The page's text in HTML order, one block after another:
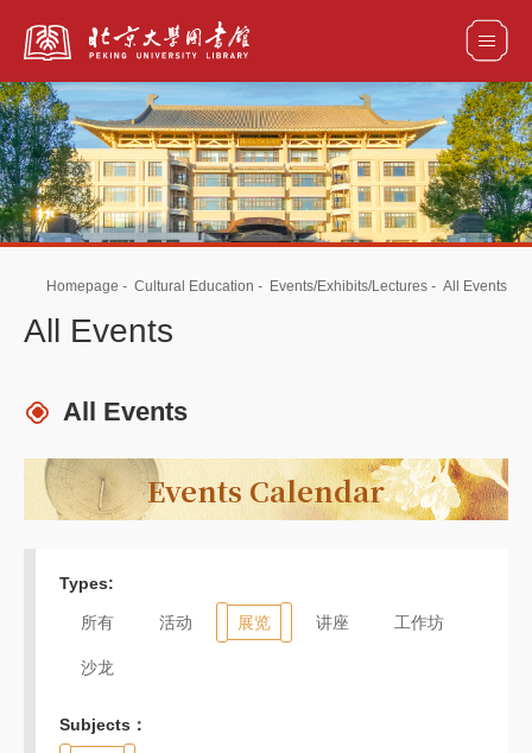
全部资源
Homepage - Cultural Education - Events/Exhibits/Lectures - All Events
All Events
All Events
Events Calendar
Types:
所有 活动 展览 讲座 工作坊
沙龙
Subjects：